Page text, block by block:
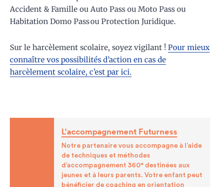
Accident & Famille ou Auto Pass ou Moto Pass ou
Habitation Domo Pass ou Protection Juridique.
Sur le harcèlement scolaire, soyez vigilant ! Pour mieux
connaître vos possibilités d’action en cas de
harcèlement scolaire, c’est par ici.
L'accompagnement Futurness
Notre partenaire vous accompagne à l’aide
de techniques et méthodes
d’accompagnement 360° destinées aux
jeunes et à leurs parents. Votre enfant peut
bénéficier de coaching en orientation